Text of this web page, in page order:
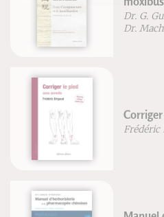
Dr. G.
Dr.
Frédéric